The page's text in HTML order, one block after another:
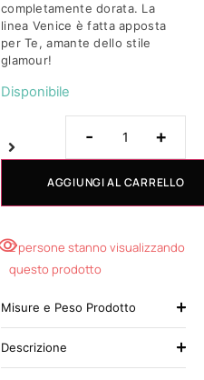
completamente dorata. La
linea Venice è fatta apposta
per Te, amante dello stile
glamour!
Disponibile
- +
AGGIUNGI AL CARRELLO
2 persone stanno visualizzando
questo prodotto
Misure e Peso Prodotto
Descrizione